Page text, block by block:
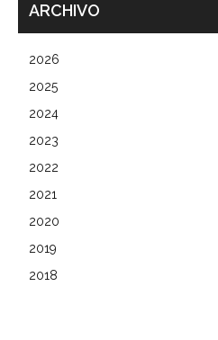
ARCHIVO
2026
2025
2024
2023
2022
2021
2020
2019
2018